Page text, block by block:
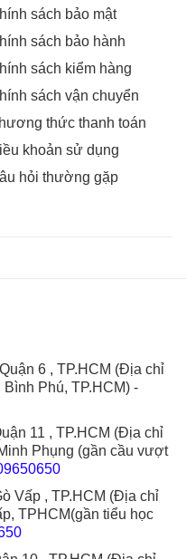
sách bảo mật
sách bảo hành
sách kiểm hàng
sách vận chuyển
thức thanh toán
khoản sử dụng
hỏi thường gặp
6 , TP.HCM (Địa chỉ
Phú, TP.HCM) -
11 , TP.HCM (Địa chỉ
Phụng (gần cầu vượt
Vấp , TP.HCM (Địa chỉ
TPHCM(gần tiểu học